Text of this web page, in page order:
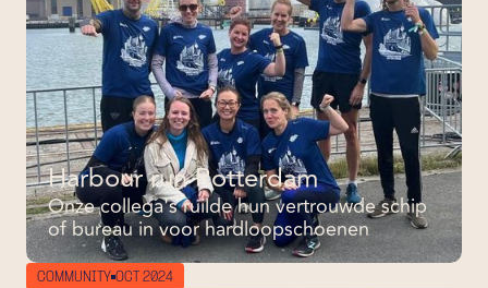
COMMUNITY OCT 2024
Harbour run Rotterdam
Onze collega's ruilde hun vertrouwde schip
of bureau in voor hardloopschoenen